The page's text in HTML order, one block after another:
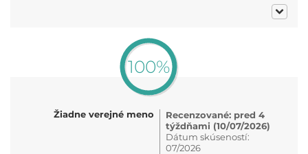
100%
Žiadne verejné meno
Recenzované: pred 4
týždňami (10/07/2026)
Dátum skúseností:
07/2026